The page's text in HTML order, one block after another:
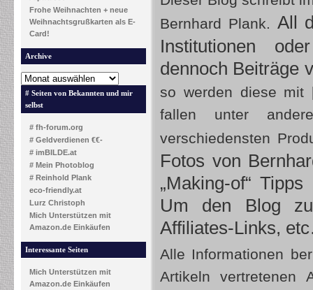
Frohe Weihnachten + neue
Weihnachtsgrußkarten als E-
Card!
Archive
# Seiten von Bekannten und mir
selbst
# fh-forum.org
# Geldverdienen €€-
# imBILDE.at
# Mein Photoblog
# Reinhold Plank
eco-friendly.at
Lurz Christoph
Mich Unterstützen mit
Amazon.de Einkäufen
Interessante Seiten
Mich Unterstützen mit
Amazon.de Einkäufen
Bernhard Plank. All
Institutionen
dennoch Beiträge
so werden diese mit
fallen unter
verschiedensten
Fotos von
„Making-of“
Um den Blog zu
Affiliates-Links,
Alle Informationen
Artikeln vertretenen